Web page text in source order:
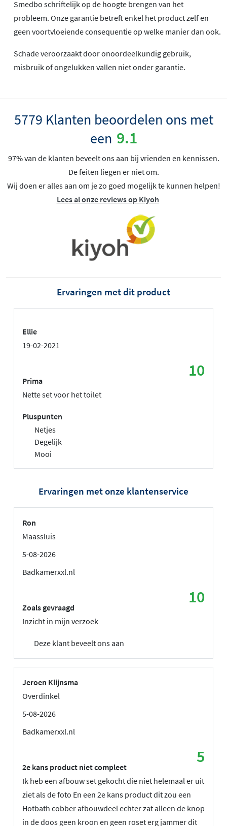
Smedbo schriftelijk op de hoogte brengen van het
probleem. Onze garantie betreft enkel het product zelf en
geen voortvloeiende consequentie op welke manier dan ook.
Schade veroorzaakt door onoordeelkundig gebruik,
misbruik of ongelukken vallen niet onder garantie.
5779 Klanten beoordelen ons met
een 9.1
97% van de klanten beveelt ons aan bij vrienden en kennissen.
De feiten liegen er niet om.
Wij doen er alles aan om je zo goed mogelijk te kunnen helpen!
Lees al onze reviews op Kiyoh
Ervaringen met dit product
Ellie
19-02-2021
10
Prima
Nette set voor het toilet
Pluspunten
Netjes
Degelijk
Mooi
Ervaringen met onze klantenservice
Ron
Maassluis
5-08-2026
Badkamerxxl.nl
10
Zoals gevraagd
Inzicht in mijn verzoek
Deze klant beveelt ons aan
Jeroen Klijnsma
Overdinkel
5-08-2026
Badkamerxxl.nl
5
2e kans product niet compleet
Ik heb een afbouw set gekocht die niet helemaal er uit
ziet als de foto En een 2e kans product dit zou een
Hotbath cobber afbouwdeel echter zat alleen de knop
in de doos geen kroon en geen roset erg jammer dit